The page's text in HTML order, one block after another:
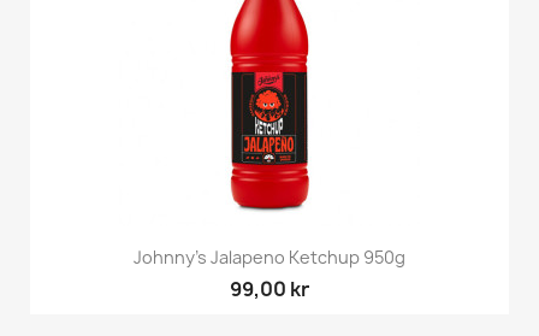
Johnny's Jalapeno Ketchup 950g
99,00 kr